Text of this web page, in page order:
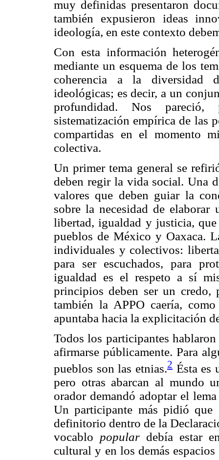
muy definidas presentaron
también expusieron ideas
ideología, en este contexto
Con esta información
mediante un esquema de los
coherencia a la diversidad
ideológicas; es decir, a un
profundidad. Nos
sistematización empírica de las
compartidas en el momento
colectiva.
Un primer tema general se
deben regir la vida social. Una
valores que deben guiar la
sobre la necesidad de
libertad, igualdad y justicia,
pueblos de México y Oaxaca.
individuales y colectivos:
para ser escuchados, para
igualdad es el respeto a sí
principios deben ser un credo,
también la APPO caería,
apuntaba hacia la explicitación
Todos los participantes
afirmarse públicamente. Para
pueblos son las etnias.2Ésta es
pero otras abarcan al mundo
orador demandó adoptar el
Un participante más pidió
definitorio dentro de la
vocablo populardebía estar
cultural y en los demás